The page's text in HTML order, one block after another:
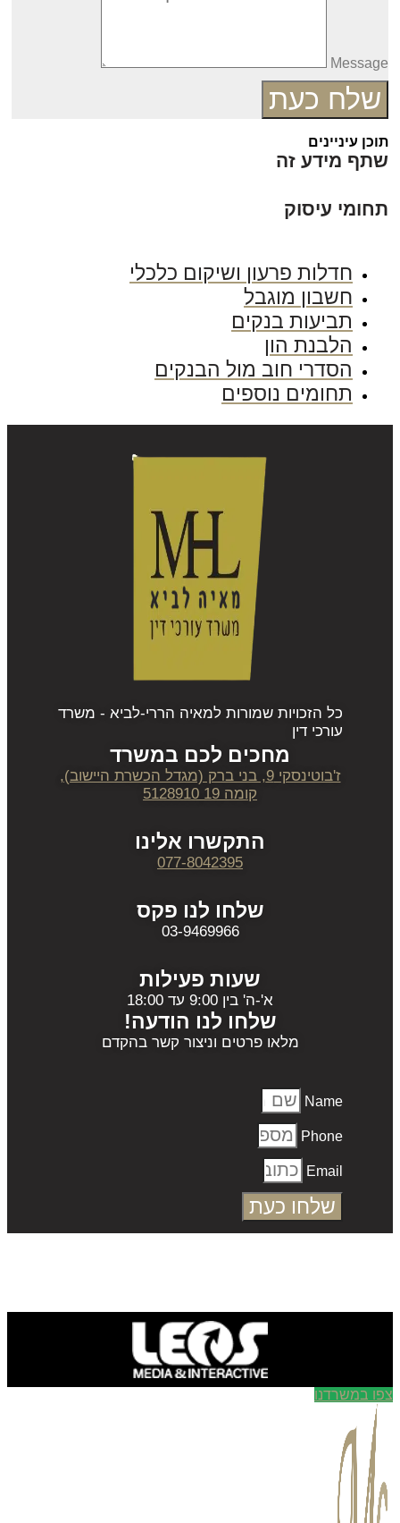
שלח כעת
עיניינים
מידע זה
עיסוק
חדלות פרעון ושיקום כלכלי
חשבון מוגבל
תביעות בנקים
הלבנת הון
הסדרי חוב מול הבנקים
תחומים נוספים
כל הזכויות שמורות למאיה הררי-לביא - משרד
עורכי דין
מחכים לכם במשרד
ז'בוטינסקי 9, בני ברק (מגדל הכשרת היישוב),
קומה 19 5128910
התקשרו אלינו
077-8042395
שלחו לנו פקס
03-9469966
שעות פעילות
א'-ה' בין 9:00 עד 18:00
שלחו לנו הודעה!
מלאו פרטים וניצור קשר בהקדם
Name
Phone
Email
שלחו כעת
במשרדנו